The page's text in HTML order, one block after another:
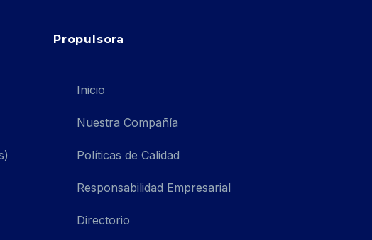
Propulsora
Inicio
Nuestra Compañía
Políticas de Calidad
Responsabilidad Empresarial
Directorio